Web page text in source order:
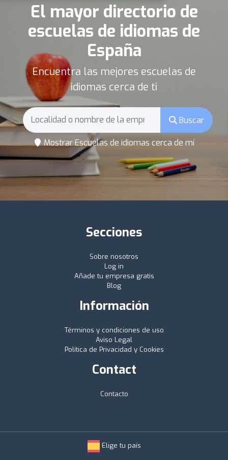
El mayor directorio de
escuelas de idiomas de
España
Encuentra las mejores escuelas de
idiomas cerca de ti
Buscar
Mostrar Escuelas de idiomas cerca de mí
Secciones
Sobre nosotros
Log in
Añade tu empresa gratis
Blog
Información
Términos y condiciones de uso
Aviso Legal
Política de Privacidad y Cookies
Contact
Contacto
Elige tu país